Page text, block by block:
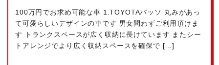
100万円でお求め可能な車 1.TOYOTAパッソ 丸みがあっ
て可愛らしいデザインの車です 男女問わずご利用頂けま
す
トランクスペースが広く収納に長けています またシー
トアレンジでより広く収納スペースを確保で […]